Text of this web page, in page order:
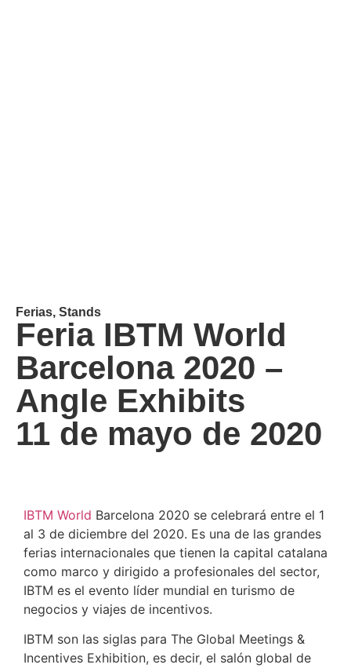
Ferias, Stands
Feria IBTM World
Barcelona 2020 –
Angle Exhibits
11 de mayo de 2020
IBTM World Barcelona 2020 se celebrará entre el 1
al 3 de diciembre del 2020. Es una de las grandes
ferias internacionales que tienen la capital catalana
como marco y dirigido a profesionales del sector,
IBTM es el evento líder mundial en turismo de
negocios y viajes de incentivos.
IBTM son las siglas para The Global Meetings &
Incentives Exhibition, es decir, el salón global de